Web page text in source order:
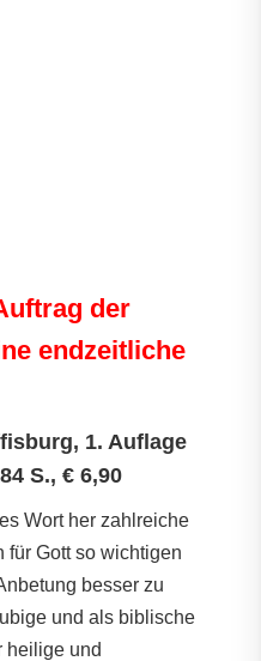
der
endzeitliche
1. Auflage
S., € 6,90
Wort her zahlreiche
für Gott so wichtigen
besser zu
und als biblische
heilige und